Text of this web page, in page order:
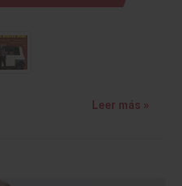
Leer más »